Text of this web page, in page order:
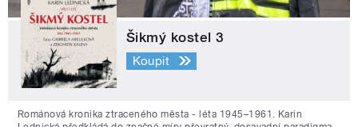
Šikmý kostel 3
Koupit
Románová kronika ztraceného města - léta 1945–1961. Karin